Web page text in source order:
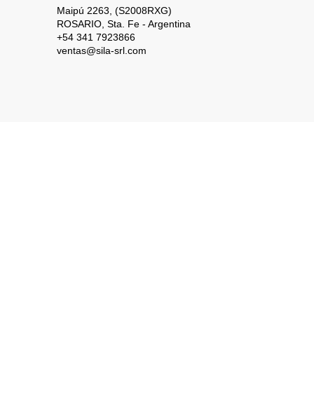
Maipú 2263, (S2008RXG)
ROSARIO, Sta. Fe - Argentina
+54 341 7923866
ventas@sila-srl.com